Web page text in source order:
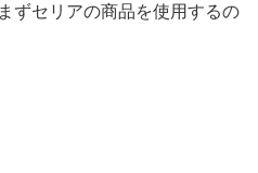
ずセリアの商品を使用するの